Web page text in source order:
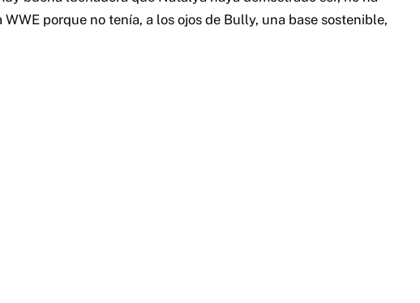
porque no tenía, a los ojos de Bully, una base sostenible,